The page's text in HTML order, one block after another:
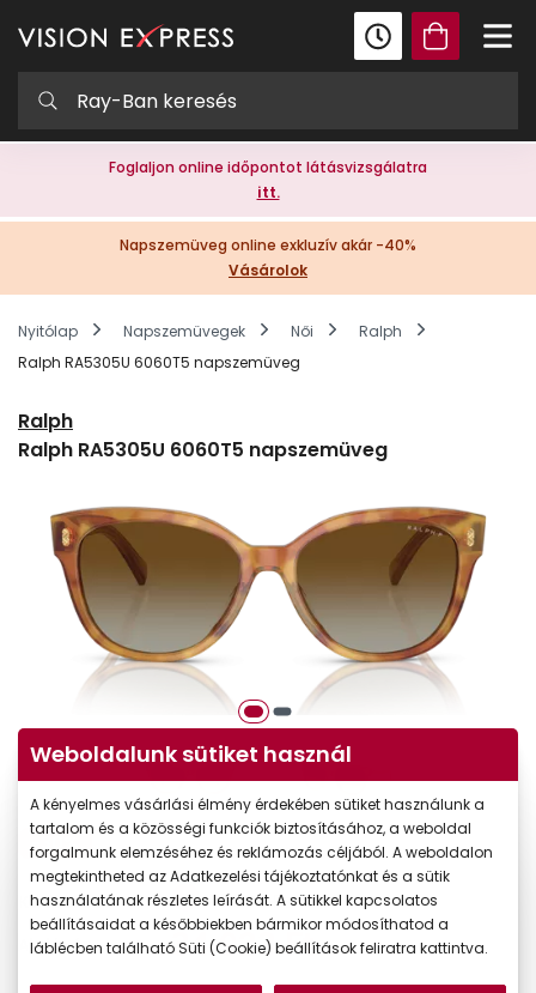
Foglaljon online időpontot látásvizsgálatra
itt.
Napszemüveg online exkluzív akár -40%
Vásárolok
Nyitólap Napszemüvegek Női
Ralph
Ralph RA5305U 6060T5 napszemüveg
Ralph
Ralph RA5305U 6060T5 napszemüveg
-30%
Korábbi ár: 49.890 Ft
Akciós ár: 34.923 Ft
Weboldalunk sütiket használ
A kényelmes vásárlási élmény érdekében sütiket használunk a
tartalom és a közösségi funkciók biztosításához, a weboldal
forgalmunk elemzéséhez és reklámozás céljából. A weboldalon
megtekintheted az Adatkezelési tájékoztatónkat és a sütik
használatának részletes leírását. A sütikkel kapcsolatos
beállításaidat a későbbiekben bármikor módosíthatod a
láblécben található Süti (Cookie) beállítások feliratra kattintva.